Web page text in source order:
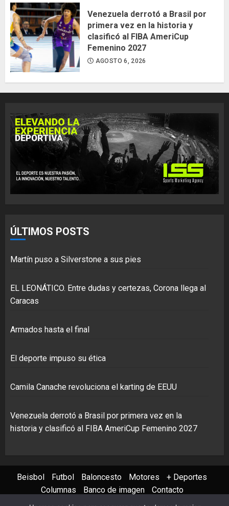
Venezuela derrotó a Brasil por
primera vez en la historia y
clasificó al FIBA AmeriCup
Femenino 2027
AGOSTO 6, 2026
ÚLTIMOS POSTS
Martín puso a Silverstone a sus pies
EL LEONÁTICO. Entre dudas y certezas, Corona llega al
Caracas
Armados hasta el final
El deporte impuso su ética
Camila Canache revoluciona el karting de EEUU
Venezuela derrotó a Brasil por primera vez en la
historia y clasificó al FIBA AmeriCup Femenino 2027
Beisbol Futbol Baloncesto Motores
+ Deportes
Columnas
Banco de imagen Contacto